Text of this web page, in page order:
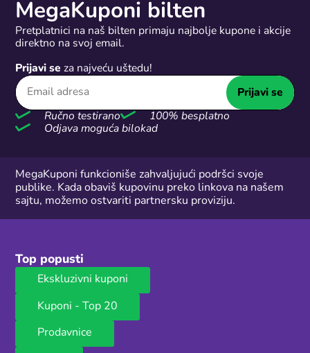
MegaKuponi bilten
Pretplatnici na naš bilten primaju najbolje kupone i akcije
direktno na svoj email.
Prijavi se za najveću uštedu!
Prijavi se
Ručno testirano
100% besplatno
Odjava moguća bilokad
MegaKuponi funkcioniše zahvaljujući podršci svoje
publike. Kada obaviš kupovinu preko linkova na našem
sajtu, možemo ostvariti partnersku proviziju.
Top popusti
Ekskluzivni kuponi
Kuponi - Top 20
Prodavnice